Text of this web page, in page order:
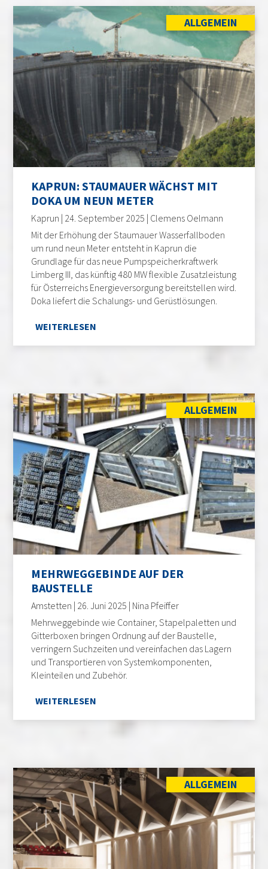
ALLGEMEIN
KAPRUN: STAUMAUER WÄCHST MIT
DOKA UM NEUN METER
Kaprun | 24. September 2025 | Clemens Oelmann
Mit der Erhöhung der Staumauer Wasserfallboden
um rund neun Meter entsteht in Kaprun die
Grundlage für das neue Pumpspeicherkraftwerk
Limberg III, das künftig 480 MW flexible Zusatzleistung
für Österreichs Energieversorgung bereitstellen wird.
Doka liefert die Schalungs- und Gerüstlösungen.
WEITERLESEN
ALLGEMEIN
MEHRWEGGEBINDE AUF DER
BAUSTELLE
Amstetten | 26. Juni 2025 | Nina Pfeiffer
Mehrweggebinde wie Container, Stapelpaletten und
Gitterboxen bringen Ordnung auf der Baustelle,
verringern Suchzeiten und vereinfachen das Lagern
und Transportieren von Systemkomponenten,
Kleinteilen und Zubehör.
WEITERLESEN
ALLGEMEIN